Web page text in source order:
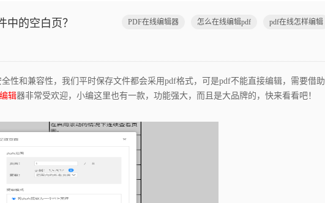
中的空白页？ PDF在线编辑器 怎么在线编辑pdf pdf在线怎样编辑
和兼容性，我们平时保存文件都会采用pdf格式，可是pdf不能直接编辑，需要借助
辑器非常受欢迎，小编这里也有一款，功能强大，而且是大品牌的，快来看看吧！